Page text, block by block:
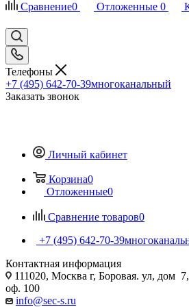
Сравнение0 Отложенные 0
Телефоны
+7 (495) 642-70-39многоканальный
Заказать звонок
Личный кабинет
Корзина0
Отложенные0
Сравнение товаров0
+7 (495) 642-70-39
Контактная информация
111020, Москва г, Боровая. ул, дом
оф. 100
info@sec-s.ru